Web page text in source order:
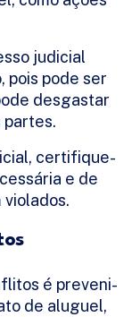
judicial
pois pode ser
desgastar
certifique-
e de
é preveni-
de aluguel,